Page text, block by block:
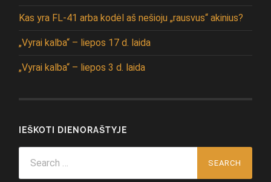
Kas yra FL-41 arba kodėl aš nešioju „rausvus“ akinius?
„Vyrai kalba“ – liepos 17 d. laida
„Vyrai kalba“ – liepos 3 d. laida
IEŠKOTI DIENORAŠTYJE
for: